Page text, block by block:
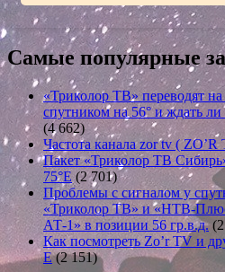
Самые популярные
«Триколор ТВ» переводят на
спутником на 56° и ждать
(4 662)
Частота канала zor tv ( ZO’R
Пакет «Триколор ТВ
75°E (2 701)
Проблемы с сигналом у
«Триколор ТВ» и «НТВ-
АТ-1» в позиции 56 гр.в.д.
Как посмотреть Zo’r TV и
E (2 151)